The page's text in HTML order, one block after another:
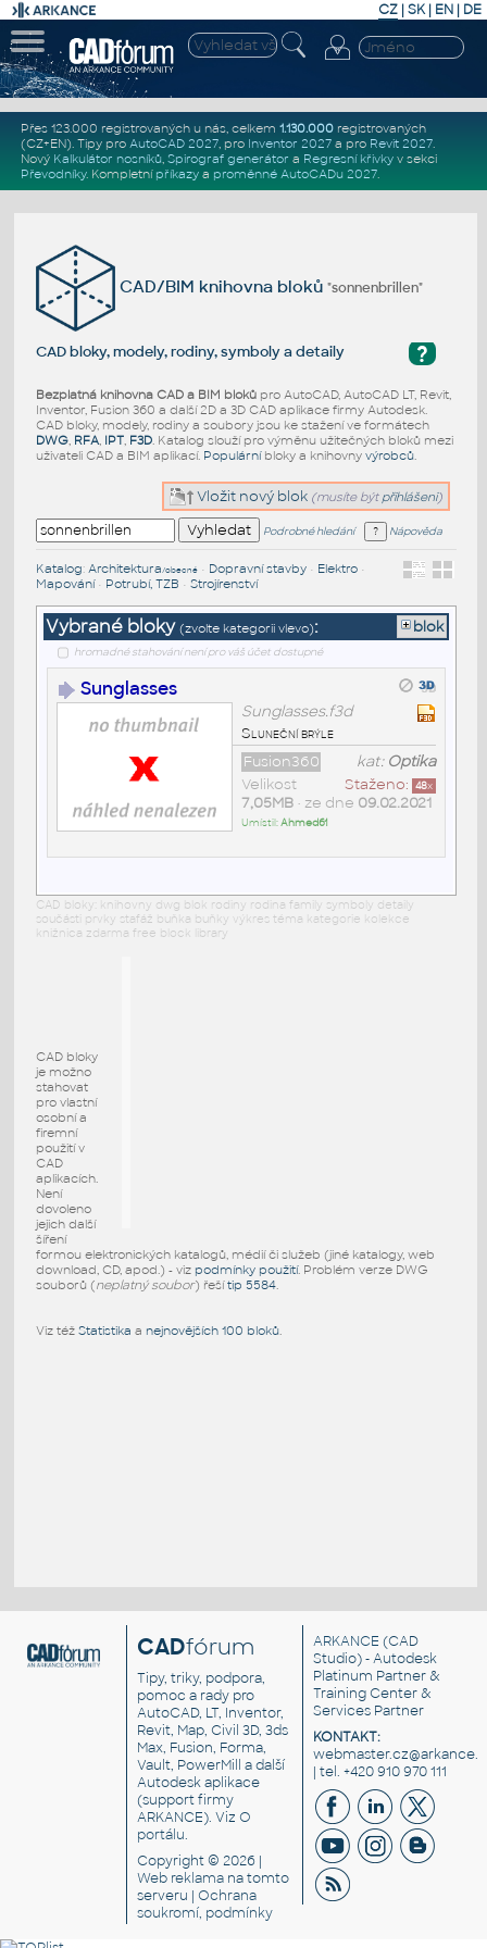
CZ | SK| EN | DE
Přes 123.000 registrovaných u nás, celkem 1.130.000registrovaných
(CZ+EN). Tipy pro AutoCAD 2027, pro Inventor 2027a pro Revit 2027.
Nový Kalkulátor nosníků, Spirograf generátor a Regresní křivkyv sekci
Převodníky. Kompletní příkazya proměnné AutoCADu 2027.
CAD/BIM knihovna bloků"sonnenbrillen"
?
CAD bloky, modely, rodiny, symboly a detaily
Bezplatná knihovna CAD a BIM blokůpro AutoCAD, AutoCAD LT, Revit,
Inventor, Fusion 360 a další 2D a 3D CAD aplikace firmy Autodesk.
CAD bloky, modely, rodiny a soubory jsou ke stažení ve formátech
DWG, RFA, IPT, F3D. Katalog slouží pro výměnu užitečných bloků mezi
uživateli CAD a BIM aplikací. Populárníbloky a knihovny výrobců.
Vložit nový blok (musíte být přihlášeni)
Podrobné hledání Nápověda
Katalog: Architektura/obecné• Dopravní stavby• Elektro•
Mapování• Potrubí, TZB • Strojírenství
Vybrané bloky (zvolte kategorii vlevo): blok
hromadné stahování není pro váš účet dostupné
Sunglasses
Sunglasses.f3d
Sluneční brýle
kat: Optika
Fusion360
Staženo: 48x
Velikost
7,05MB• ze dne 09.02.2021
Umístil:Ahmed61
CAD bloky: knihovny dwg blok rodiny rodina family symboly detaily
součásti prvky stafáž buňka buňky výkres téma kategorie kolekce
knižnica zdarma free block library
CAD bloky
je možno
stahovat
pro vlastní
osobní a
firemní
použití v
CAD
aplikacích.
Není
dovoleno
jejich další
šíření
formou elektronických katalogů, médií či služeb (jiné katalogy, web
download, CD, apod.) - viz podmínky použití. Problém verze DWG
souborů (neplatný soubor) řešítip 5584.
Viz též Statistika a nejnovějších 100 bloků.
CADfórum
Tipy, triky, podpora,
pomoc a rady pro
AutoCAD, LT, Inventor,
Revit, Map, Civil 3D, 3ds
Max, Fusion, Forma,
Vault, PowerMill a další
Autodesk aplikace
(support firmy
ARKANCE). VizO
portálu.
Copyright © 2026 |
Web reklama na tomto
serveru |Ochrana
soukromí, podmínky
ARKANCE (CAD
Studio) - Autodesk
Platinum Partner &
Training Center &
Services Partner
KONTAKT:
| tel. +420 910 970 111